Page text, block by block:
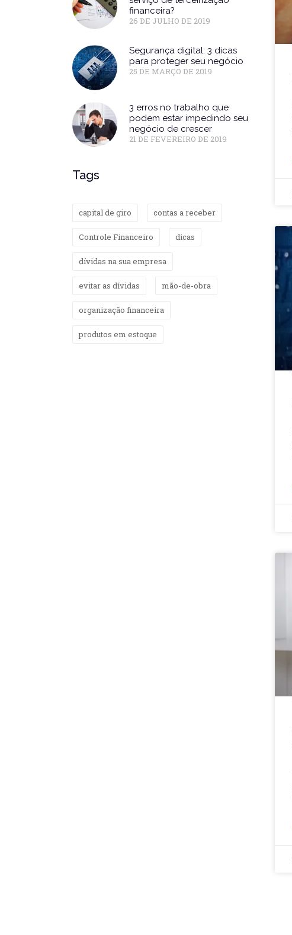
financeira?
26 DE JULHO DE 2019
Segurança digital: 3 dicas
para proteger seu negócio
25 DE MARÇO DE 2019
3 erros no trabalho que
podem estar impedindo seu
negócio de crescer
21 DE FEVEREIRO DE 2019
Tags
capital de giro contas a receber
Controle Financeiro dicas
dívidas na sua empresa
evitar as dívidas mão-de-obra
organização financeira
produtos em estoque